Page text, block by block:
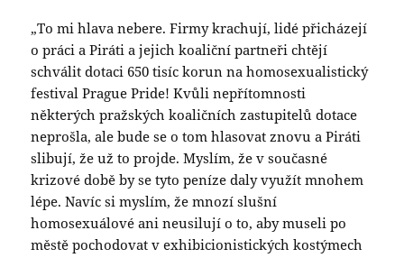
„To mi hlava nebere. Firmy krachují, lidé přicházejí
o práci a Piráti a jejich koaliční partneři chtějí
schválit dotaci 650 tisíc korun na homosexualistický
festival Prague Pride! Kvůli nepřítomnosti
některých pražských koaličních zastupitelů dotace
neprošla, ale bude se o tom hlasovat znovu a Piráti
slibují, že už to projde. Myslím, že v současné
krizové době by se tyto peníze daly využít mnohem
lépe. Navíc si myslím, že mnozí slušní
homosexuálové ani neusilují o to, aby museli po
městě pochodovat v exhibicionistických kostýmech